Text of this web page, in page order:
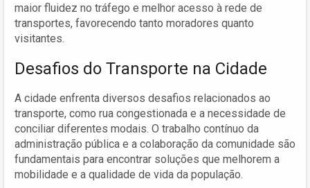
maior fluidez no tráfego e melhor acesso à rede de
transportes, favorecendo tanto moradores quanto
visitantes.
Desafios do Transporte na Cidade
A cidade enfrenta diversos desafios relacionados ao
transporte, como rua congestionada e a necessidade de
conciliar diferentes modais. O trabalho contínuo da
administração pública e a colaboração da comunidade são
fundamentais para encontrar soluções que melhorem a
mobilidade e a qualidade de vida da população.